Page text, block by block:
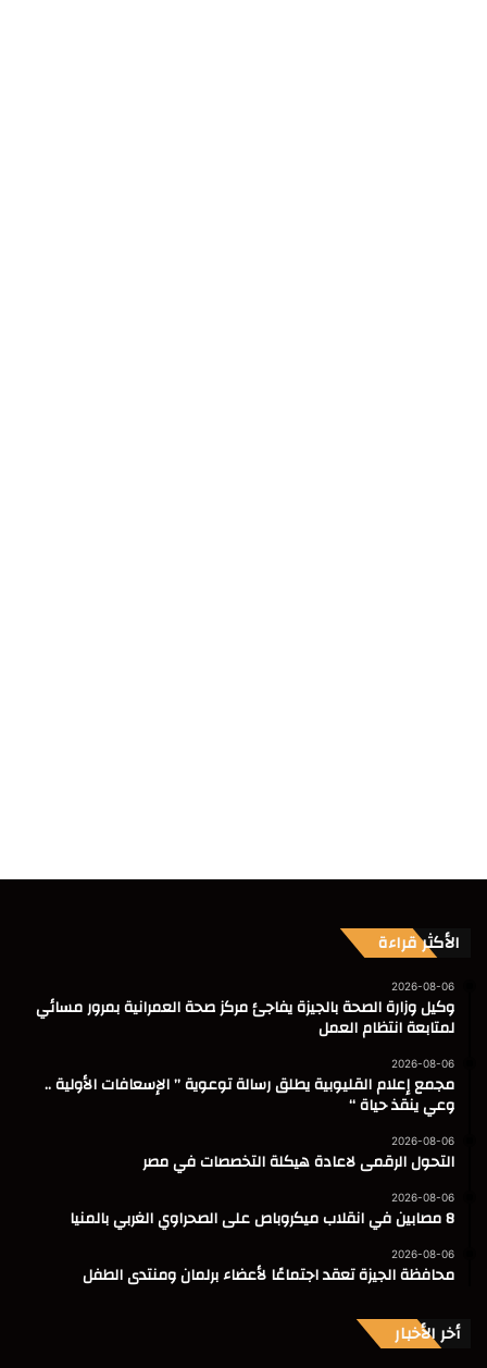
الأكثر قراءة
2026-08-06
وكيل وزارة الصحة بالجيزة يفاجئ مركز صحة العمرانية بمرور مسائي
لمتابعة انتظام العمل
2026-08-06
مجمع إعلام القليوبية يطلق رسالة توعوية ” الإسعافات الأولية ..
وعي ينقذ حياة “
2026-08-06
التحول الرقمى لاعادة هيكلة التخصصات في مصر
2026-08-06
8 مصابين في انقلاب ميكروباص على الصحراوي الغربي بالمنيا
2026-08-06
محافظة الجيزة تعقد اجتماعًا لأعضاء برلمان ومنتدى الطفل
أخر الأخبار